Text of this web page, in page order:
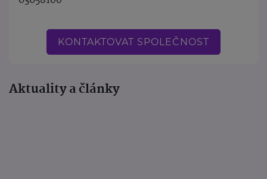
KONTAKTOVAT SPOLEČNOST
Aktuality a články